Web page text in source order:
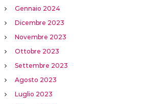
Gennaio 2024
Dicembre 2023
Novembre 2023
Ottobre 2023
Settembre 2023
Agosto 2023
Luglio 2023